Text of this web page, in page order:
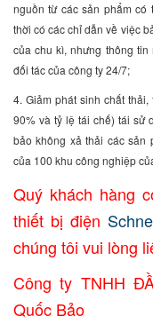
nguồn từ các sản phẩm
thời có các chỉ dẫn về việc
của chu kì, nhưng thông
đối tác của công ty 24/7;
4. Giảm phát sinh chất
90% và tỷ lệ tái chế) tái sử
bảo không xả thải các sản
của 100 khu công nghiệp
Quý khách hàng
thiết bị điện
chúng tôi vui lòng
Công ty TNHH
Quốc Bảo